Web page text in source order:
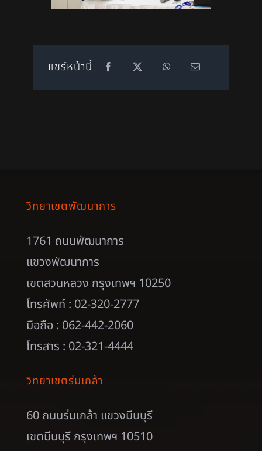
แชร์หน้านี้
วิทยาเขตพัฒนาการ
1761 ถนนพัฒนาการ
แขวงพัฒนาการ
เขตสวนหลวง กรุงเทพฯ 10250
โทรศัพท์ : 02-320-2777
มือถือ : 062-442-2060
โทรสาร : 02-321-4444
วิทยาเขตร่มเกล้า
60 ถนนร่มเกล้า แขวงมีนบุรี
เขตมีนบุรี กรุงเทพฯ 10510